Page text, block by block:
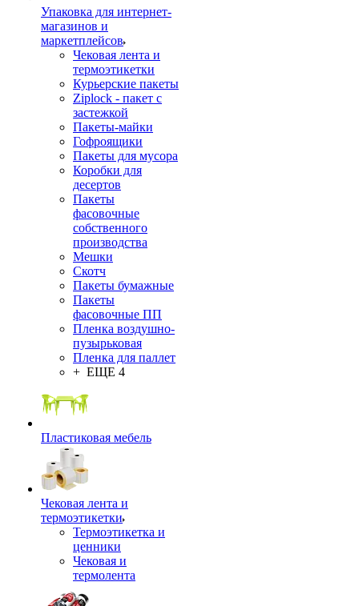
Упаковка для интернет-
магазинов и
маркетплейсов
Чековая лента и
термоэтикетки
Курьерские пакеты
Ziplock - пакет с
застежкой
Пакеты-майки
Гофроящики
Пакеты для мусора
Коробки для
десертов
Пакеты
фасовочные
собственного
производства
Мешки
Скотч
Пакеты бумажные
Пакеты
фасовочные ПП
Пленка воздушно-
пузырьковая
Пленка для паллет
+ ЕЩЕ 4
Пластиковая мебель
Чековая лента и
термоэтикетки
Термоэтикетка и
ценники
Чековая и
термолента